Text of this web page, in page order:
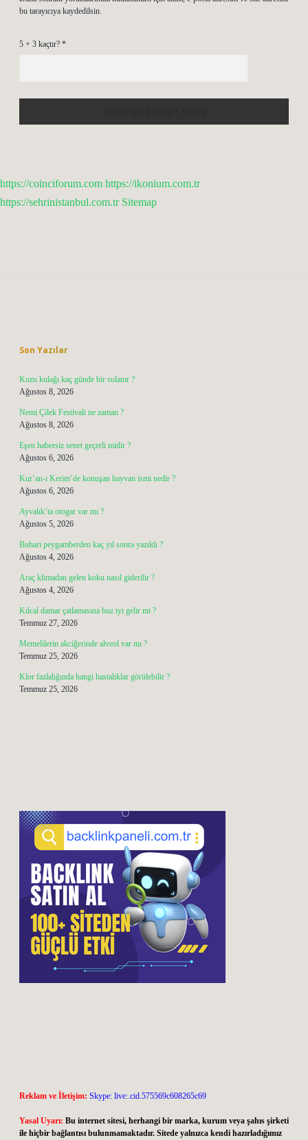
bu tarayıcıya kaydedilsin.
5 + 3 kaçtır? *
https://coinciforum.com https://ikonium.com.tr
https://sehrinistanbul.com.tr Sitemap
Son Yazılar
Kuzu kulağı kaç günde bir sulanır ?
Ağustos 8, 2026
Nemi Çilek Festivali ne zaman ?
Ağustos 8, 2026
Eşen habersiz senet geçerli midir ?
Ağustos 6, 2026
Kur’an-ı Kerim’de konuşan hayvan ismi nedir ?
Ağustos 6, 2026
Ayvalık’ta otogar var mı ?
Ağustos 5, 2026
Buhari peygamberden kaç yıl sonra yazıldı ?
Ağustos 4, 2026
Araç klimadan gelen koku nasıl giderilir ?
Ağustos 4, 2026
Kılcal damar çatlamasına buz iyi gelir mi ?
Temmuz 27, 2026
Memelilerin akciğerinde alveol var mı ?
Temmuz 25, 2026
Klor fazlalığında hangi hastalıklar görülebilir ?
Temmuz 25, 2026
Reklam ve İletişim: Skype: live:.cid.575569c608265c69
Yasal Uyarı: Bu internet sitesi, herhangi bir marka, kurum veya şahıs şirketi
ile hiçbir bağlantısı bulunmamaktadır. Sitede yalnızca kendi hazırladığımız